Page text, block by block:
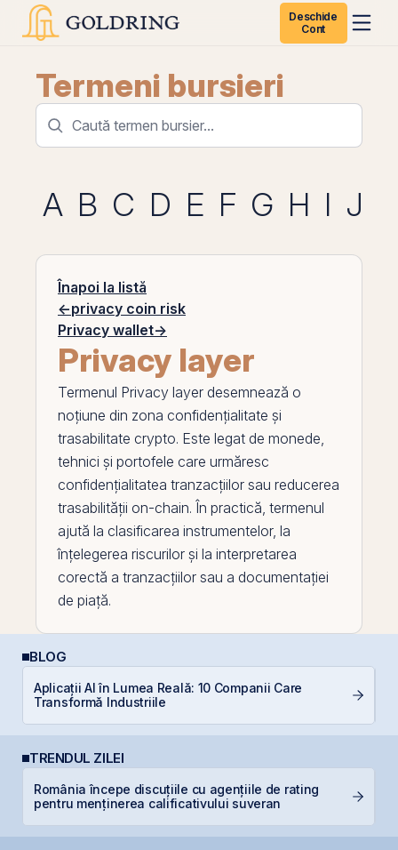
Deschide
Cont
Termeni bursieri
A B C D E F G H I J
Înapoi la listă
←privacy coin risk
Privacy wallet→
Privacy layer
Termenul Privacy layer desemnează o
noțiune din zona confidențialitate și
trasabilitate crypto. Este legat de monede,
tehnici și portofele care urmăresc
confidențialitatea tranzacțiilor sau reducerea
trasabilității on-chain. În practică, termenul
ajută la clasificarea instrumentelor, la
înțelegerea riscurilor și la interpretarea
corectă a tranzacțiilor sau a documentației
de piață.
BLOG
Aplicații AI în Lumea Reală: 10 Companii Care
Transformă Industriile
TRENDUL ZILEI
România începe discuțiile cu agențiile de rating
pentru menținerea calificativului suveran